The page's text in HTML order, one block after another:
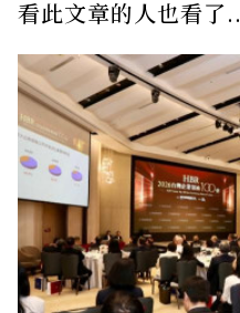
看此文章的人也看了..